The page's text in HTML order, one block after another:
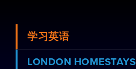
学习英语
LONDON HOMESTAYS